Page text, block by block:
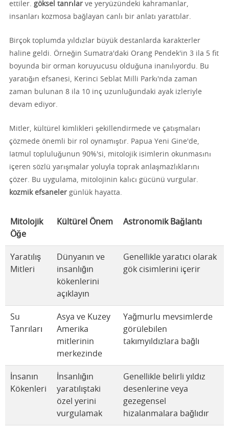
ettiler. göksel tanrılar ve yeryüzündeki kahramanlar,
insanları kozmosa bağlayan canlı bir anlatı yarattılar.
Birçok toplumda yıldızlar büyük destanlarda karakterler
haline geldi. Örneğin Sumatra'daki Orang Pendek'in 3 ila 5 fit
boyunda bir orman koruyucusu olduğuna inanılıyordu. Bu
yaratığın efsanesi, Kerinci Seblat Milli Parkı'nda zaman
zaman bulunan 8 ila 10 inç uzunluğundaki ayak izleriyle
devam ediyor.
Mitler, kültürel kimlikleri şekillendirmede ve çatışmaları
çözmede önemli bir rol oynamıştır. Papua Yeni Gine'de,
Iatmul topluluğunun 90%'si, mitolojik isimlerin okunmasını
içeren sözlü yarışmalar yoluyla toprak anlaşmazlıklarını
çözer. Bu uygulama, mitolojinin kalıcı gücünü vurgular.
kozmik efsaneler günlük hayatta.
Mitolojik
Öğe
Kültürel Önem Astronomik Bağlantı
Yaratılış
Mitleri
Dünyanın ve
insanlığın
kökenlerini
açıklayın
Genellikle yaratıcı olarak
gök cisimlerini içerir
Su
Tanrıları
Asya ve Kuzey
Amerika
mitlerinin
merkezinde
Yağmurlu mevsimlerde
görülebilen
takımyıldızlara bağlı
İnsanın
Kökenleri
İnsanlığın
yaratılıştaki
özel yerini
vurgulamak
Genellikle belirli yıldız
desenlerine veya
gezegensel
hizalanmalara bağlıdır